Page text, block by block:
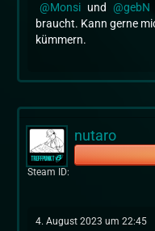
Monsi und gebN
braucht. Kann gerne
kümmern.
nutaro
Steam ID
4. August 2023 um 22:45